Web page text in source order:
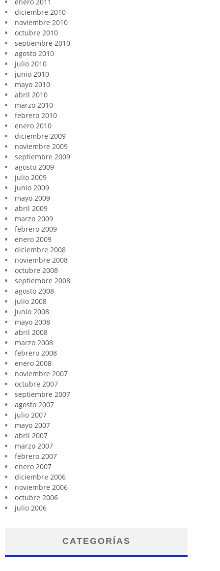
diciembre 2010
noviembre 2010
octubre 2010
septiembre 2010
agosto 2010
julio 2010
junio 2010
mayo 2010
abril 2010
marzo 2010
febrero 2010
enero 2010
diciembre 2009
noviembre 2009
septiembre 2009
agosto 2009
julio 2009
junio 2009
mayo 2009
abril 2009
marzo 2009
febrero 2009
enero 2009
diciembre 2008
noviembre 2008
octubre 2008
septiembre 2008
agosto 2008
julio 2008
junio 2008
mayo 2008
abril 2008
marzo 2008
febrero 2008
enero 2008
noviembre 2007
octubre 2007
septiembre 2007
agosto 2007
julio 2007
mayo 2007
abril 2007
marzo 2007
febrero 2007
enero 2007
diciembre 2006
noviembre 2006
octubre 2006
julio 2006
CATEGORÍAS